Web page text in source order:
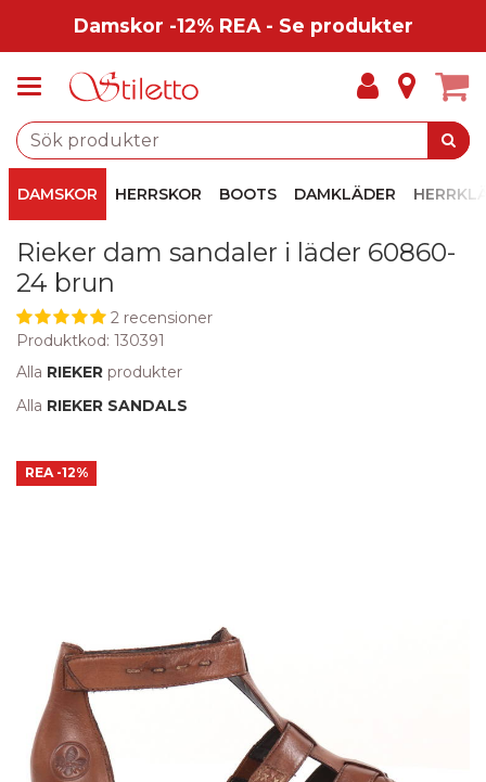
Damskor -12% REA - Se produkter
DAMSKOR HERRSKOR BOOTS DAMKLÄDER
Rieker dam sandaler i läder 60860-
24 brun
2 recensioner
Produktkod: 130391
Alla RIEKER produkter
Alla RIEKER SANDALS
REA -12%